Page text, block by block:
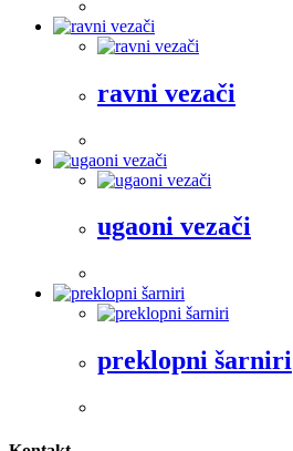
ravni vezači
ugaoni vezači
preklopni šarniri